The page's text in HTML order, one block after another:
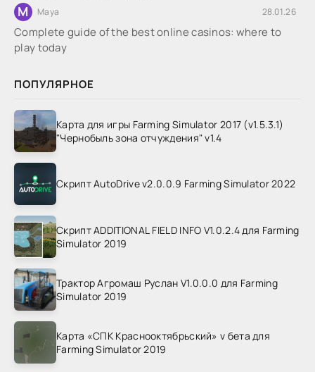
M Maya 28.01.26
Complete guide of the best online casinos: where to
play today
ПОПУЛЯРНОЕ
Карта для игры Farming Simulator 2017 (v1.5.3.1)
"Чернобыль зона отчуждения" v1.4
Скрипт AutoDrive v2.0.0.9 Farming Simulator 2022
Скрипт ADDITIONAL FIELD INFO V1.0.2.4 для Farming
Simulator 2019
Трактор Агромаш Руслан V1.0.0.0 для Farming
Simulator 2019
Карта «СПК Краснооктябрьский» v бета для
Farming Simulator 2019